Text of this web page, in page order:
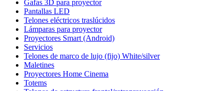
Gafas 3D para proyector
Pantallas LED
Telones eléctricos traslúcidos
Lámparas para proyector
Proyectores Smart (Android)
Servicios
Telones de marco de lujo (fijo) White/silver
Maletines
Proyectores Home Cinema
Totems